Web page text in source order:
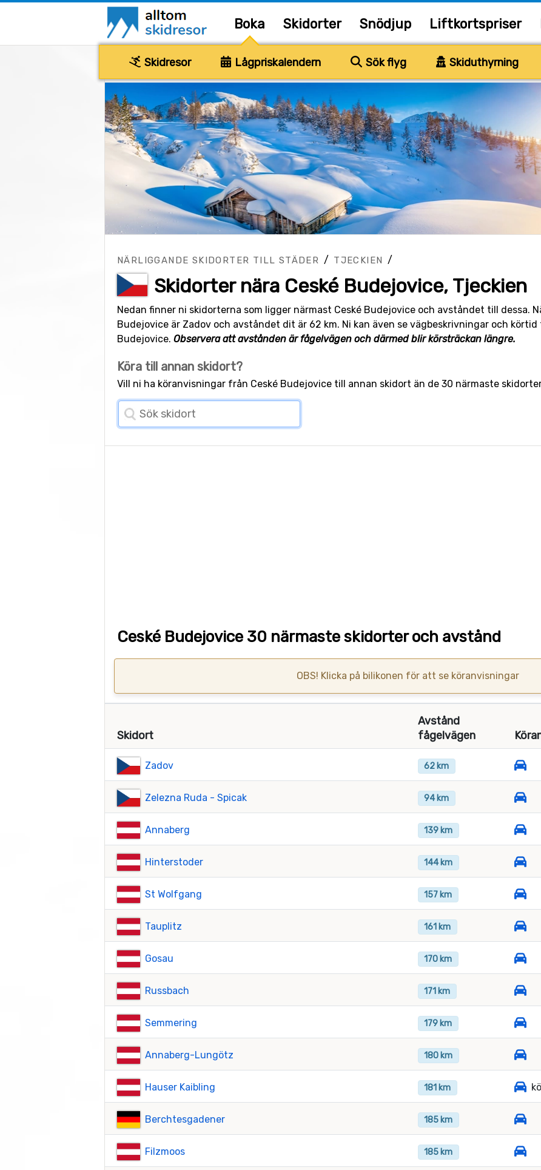
Boka Skidorter Snödjup Liftkortspriser
Skidresor Lågpriskalendern Sök flyg Skiduthyrning
NÄRLIGGANDE SKIDORTER TILL STÄDER / TJECKIEN /
Skidorter nära Ceské Budejovice, Tjeckien
Nedan finner ni skidorterna som ligger närmast Ceské Budejovice och avståndet till dessa.
Budejovice är Zadov och avståndet dit är 62 km. Ni kan även se vägbeskrivningar och
Budejovice. Observera att avstånden är fågelvägen och därmed blir körsträckan längre.
Köra till annan skidort?
Vill ni ha köranvisningar från Ceské Budejovice till annan skidort än de 30 närmaste
Ceské Budejovice 30 närmaste skidorter och avstånd
OBS! Klicka på bilikonen för att se köranvisningar
Skidort
Avstånd
fågelvägen
Zadov 62 km
Zelezna Ruda - Spicak 94 km
Annaberg 139 km
Hinterstoder 144 km
St Wolfgang 157 km
Tauplitz 161 km
Gosau 170 km
Russbach 171 km
Semmering 179 km
Annaberg-Lungötz 180 km
Hauser Kaibling 181 km
Berchtesgadener 185 km
Filzmoos 185 km